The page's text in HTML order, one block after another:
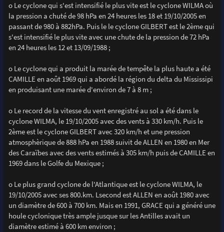
o Le cyclone qui s'est intensifié le plus vite est le cyclone WILMA où
la pression a chuté de 98 hPa en 24 heures les 18 et 19/10/2005 en
passant de 980 à 882hPa. Puis le le cyclone GILBERT est le 2ème qui
s'est intensifié le plus vite avec une chute de la pression de 72 hPa
en 24 heures les 12 et 13/09/1988 ;
o Le cyclone qui a produit la marée de tempête la plus haute a été
CAMILLE en août 1969 qui a abordé la région du delta du Mississipi
en produisant une marée d'environ de 7 à 8 m ;
o Le record de la vitesse du vent enregistré au sol a été dans le
cyclone WILMA, le 19/10/2005 avec des vents à 330 km/h. Puis le
2ème est le cyclone GILBERT avec 320 km/h et une pression
atmosphèrique de 888 hPa en 1988 suivit de ALLEN en 1980 en Mer
des Caraïbes avec des vents estimés à 305 km/h puis de CAMILLE en
1969 dans le Golfe du Mexique ;
o Le plus grand cyclone de l'Atlantique est le cyclone WILMA, le
19/10/2005 avec ses 800.km. Lsecond est ALLEN en août 1980 avec
un diamètre de 600 à 700 km. Mais en 1991, GRACE qui a généré une
houle cyclonique très ample jusque sur les Antilles avait un
diamètre estimé à 600 km environ ;